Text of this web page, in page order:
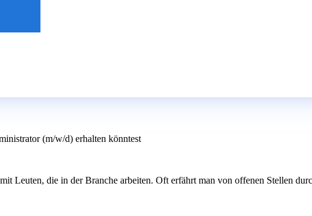
(m/w/d) erhalten könntest
Leuten, die in der Branche arbeiten. Oft erfährt man von offenen Stellen